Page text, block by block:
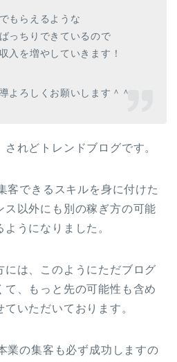
もらえるような
っちりできているので
入を増やしていきます！
よろしくお願いします＾＾
れどトレンドブログです。
客できるスキルを身に付けた
ス以外にも別の稼ぎ方の可能
うになりました。
は、このようにただブログ
、もっと先の可能性も含め
いただいております。
業の集客も必ず成功しますの